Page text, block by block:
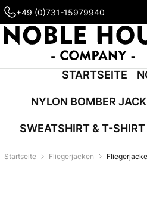
+49 (0)731-15979940
STARTSEITE
NYLON BOMBER
SWEATSHIRT & T-SHIRT
Startseite Fliegerjacken